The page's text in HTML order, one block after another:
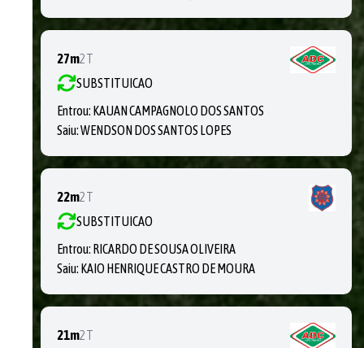
27m2T
SUBSTITUICAO
Entrou: KAUAN CAMPAGNOLO DOS SANTOS
Saiu:WENDSON DOS SANTOS LOPES
22m2T
SUBSTITUICAO
Entrou: RICARDO DE SOUSA OLIVEIRA
Saiu: KAIO HENRIQUE CASTRO DE MOURA
21m2T